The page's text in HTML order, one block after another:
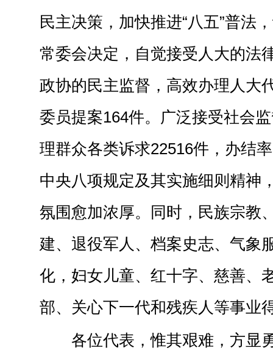
民主决策，加快推进“八五”普法
常委会决定，自觉接受人大的法
政协的民主监督，高效办理人大
委员提案164件。广泛接受社会监
理群众各类诉求22516件，办结
中央八项规定及其实施细则精神
氛围愈加浓厚。同时，民族宗教
建、退役军人、档案史志、气象
化，妇女儿童、红十字、慈善、
部、关心下一代和残疾人等事业
各位代表，惟其艰难，方显